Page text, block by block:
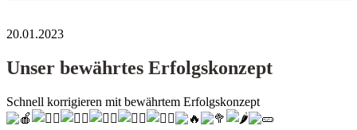
20.01.2023
Unser bewährtes Erfolgskonzept
Schnell korrigieren mit bewährtem Erfolgskonzept